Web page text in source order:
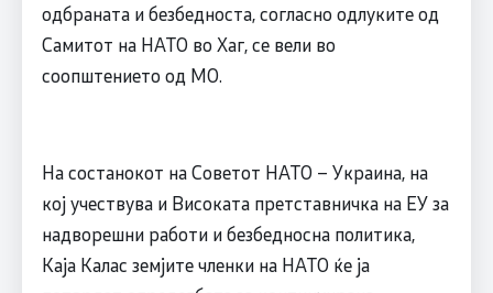
одбраната и безбедноста, согласно одлуките од
Самитот на НАТО во Хаг, се вели во
соопштението од МО.
На состанокот на Советот НАТО – Украина, на
кој учествува и Високата претставничка на ЕУ за
надворешни работи и безбедносна политика,
Каја Калас земјите членки на НАТО ќе ја